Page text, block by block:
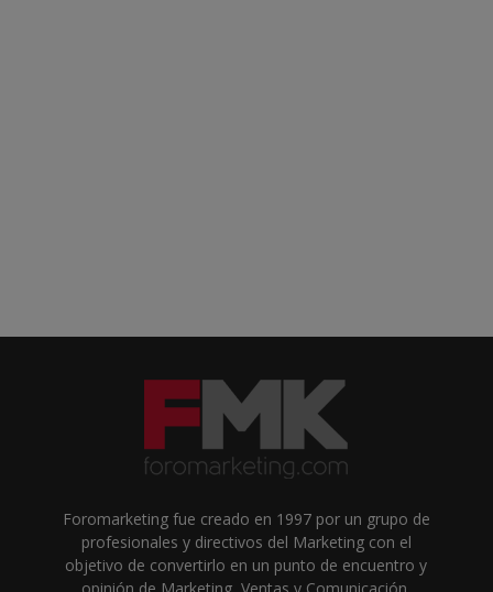
Foromarketing fue creado en 1997 por un grupo de
profesionales y directivos del Marketing con el
objetivo de convertirlo en un punto de encuentro y